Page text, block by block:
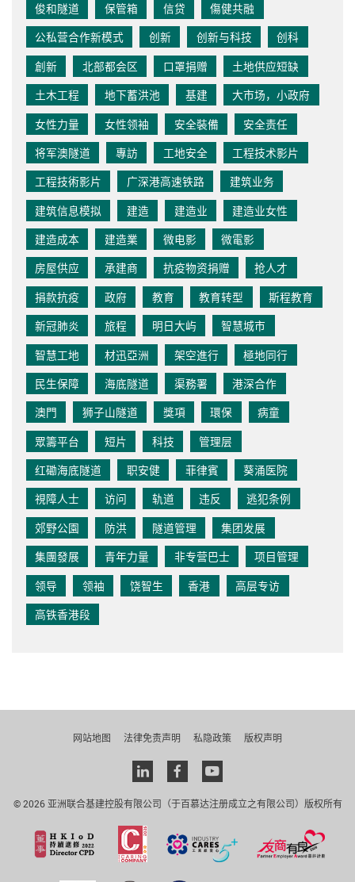
俊和隧道
保管箱 信贷
傷健共融
公私营合作新模式
创新 创新与科技
创科
創新
北部都会区 口罩捐赠
土地供应短缺
土木工程
地下蓄洪池 基建
大市场，小政府
女性力量
女性领袖 安全裝備
安全责任
将军澳隧道
專訪 工地安全
工程技术影片
工程技術影片
广深港高速铁路
建筑业务
建筑信息模拟
建造 建造业
建造业女性
建造成本
建造業 微电影
微電影
房屋供应
承建商 抗疫物资捐赠
抢人才
捐款抗疫
政府 教育 教育转型
斯程教育
新冠肺炎
旅程 明日大屿
智慧城市
智慧工地
材迅亞洲 架空進行
極地同行
民生保障
海底隧道 渠務署
港深合作
澳門
狮子山隧道 獎項 環保
病童
眾籌平台
短片 科技
管理层
红磡海底隧道
职安健 菲律賓
葵涌医院
視障人士
访问 轨道 违反
逃犯条例
郊野公園
防洪 隧道管理
集团发展
集團發展
青年力量 非专营巴士
项目管理
领导
领袖 饶智生 香港
高层专访
高铁香港段
网站地图 法律免责声明 私隐政策 版权声明
Linkedinfacebookyoutube
© 2026 亚洲联合基建控股有限公司（于百慕达注册成立之有限公司）版权所有